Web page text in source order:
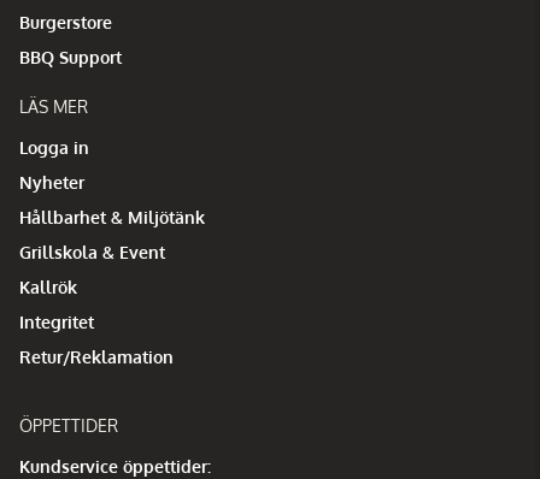
Burgerstore
BBQ Support
LÄS MER
Logga in
Nyheter
Hållbarhet & Miljötänk
Grillskola & Event
Kallrök
Integritet
Retur/Reklamation
ÖPPETTIDER
Kundservice öppettider: